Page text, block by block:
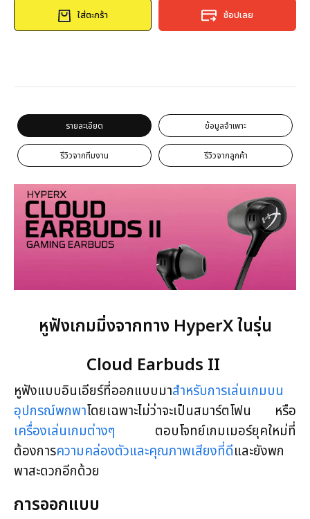
ใส่ตะกร้า ช้อปเลย
รายละเอียด ข้อมูลจำเพาะ
รีวิวจากทีมงาน รีวิวจากลูกค้า
หูฟังเกมมิ่งจากทาง HyperX ในรุ่น
Cloud Earbuds II
หูฟังแบบอินเอียร์ที่ออกแบบมาสำหรับการเล่นเกมบน
อุปกรณ์พกพาโดยเฉพาะไม่ว่าจะเป็นสมาร์ตโฟน หรือ
เครื่องเล่นเกมต่างๆ ตอบโจทย์เกมเมอร์ยุคใหม่ที่
ต้องการความคล่องตัวและคุณภาพเสียงที่ดีและยังพก
พาสะดวกอีกด้วย
การออกแบบ